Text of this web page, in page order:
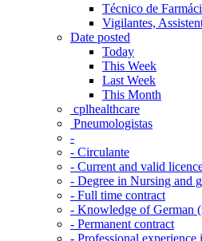
Técnico de
Vigilantes,
Date posted
Today
This Week
Last Week
This Month
‎ cplhealthcare‬
Pneumologistas
-
- Circulante
- Current and valid
- Degree in Nursing and
- Full time contract
- Knowledge of German
- Permanent contract
- Professional